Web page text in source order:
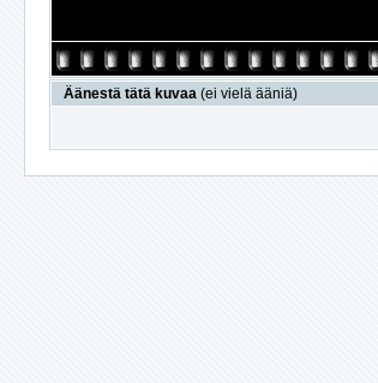
Äänestä tätä kuvaa (ei vielä ääniä)